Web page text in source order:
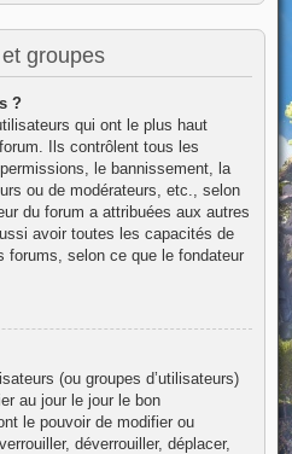
groupes
?
qui ont le plus haut
Ils contrôlent tous les
le bannissement, la
ou de modérateurs, etc., selon
du forum a attribuées aux autres
avoir toutes les capacités de
forums, selon ce que le fondateur
(ou groupes d’utilisateurs)
au jour le jour le bon
le pouvoir de modifier ou
déverrouiller, déplacer,